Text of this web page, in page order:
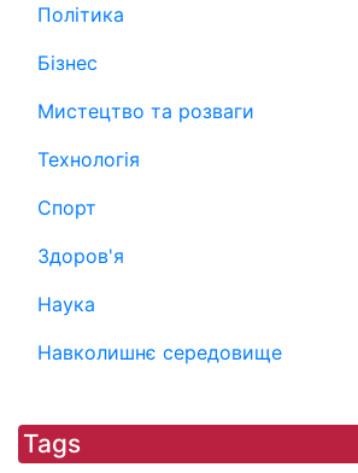
Політика
Бізнес
Мистецтво та розваги
Технологія
Спорт
Здоров'я
Наука
Навколишнє середовище
Tags